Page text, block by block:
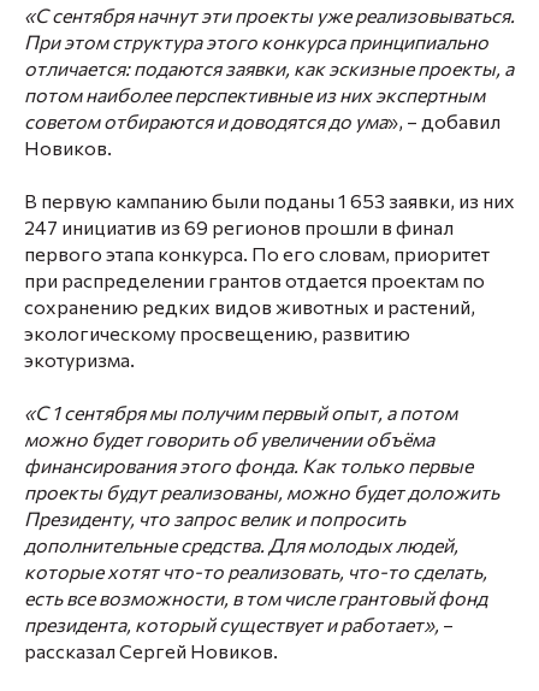
«С сентября начнут эти проекты уже реализовываться.
При этом структура этого конкурса принципиально
отличается: подаются заявки, как эскизные проекты, а
потом наиболее перспективные из них экспертным
советом отбираются и доводятся до ума», – добавил
Новиков.
В первую кампанию были поданы 1 653 заявки, из них
247 инициатив из 69 регионов прошли в финал
первого этапа конкурса. По его словам, приоритет
при распределении грантов отдается проектам по
сохранению редких видов животных и растений,
экологическому просвещению, развитию
экотуризма.
«С 1 сентября мы получим первый опыт, а потом
можно будет говорить об увеличении объёма
финансирования этого фонда. Как только первые
проекты будут реализованы, можно будет доложить
Президенту, что запрос велик и попросить
дополнительные средства. Для молодых людей,
которые хотят что-то реализовать, что-то сделать,
есть все возможности, в том числе грантовый фонд
президента, который существует и работает», –
рассказал Сергей Новиков.